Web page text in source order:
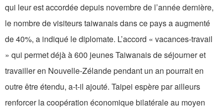
qui leur est accordée depuis novembre de l’année dernière,
le nombre de visiteurs taiwanais dans ce pays a augmenté
de 40%, a indiqué le diplomate. L’accord « vacances-travail
» qui permet déjà à 600 jeunes Taiwanais de séjourner et
travailler en Nouvelle-Zélande pendant un an pourrait en
outre être étendu, a-t-il ajouté. Taipei espère par ailleurs
renforcer la coopération économique bilatérale au moyen